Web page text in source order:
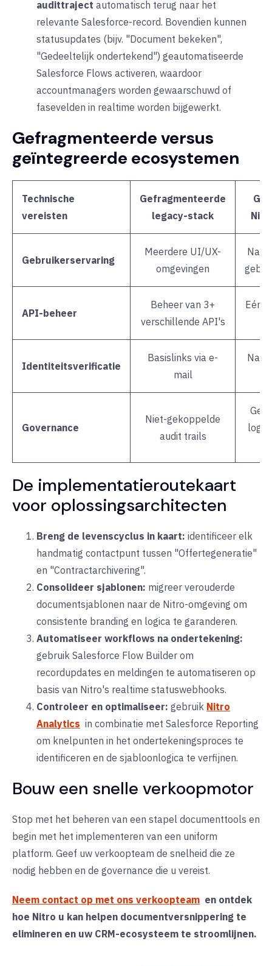
audittraject automatisch terug naar het
relevante Salesforce-record. Bovendien kunnen
statusupdates (bijv. "Document bekeken",
"Gedeeltelijk ondertekend") geautomatiseerde
Salesforce Flows activeren, waardoor
accountmanagers worden gewaarschuwd of
fasevelden in realtime worden bijgewerkt.
Gefragmenteerde versus
geïntegreerde ecosystemen
Technische
vereisten
Gefragmenteerde
legacy-stack
Gebruikerservaring
Meerdere UI/UX-
omgevingen
API-beheer
Beheer van 3+
verschillende API's
Eén
Identiteitsverificatie
Basislinks via e-
mail
Governance
Niet-gekoppelde
audit trails
De implementatieroutekaart
voor oplossingsarchitecten
Breng de levenscyclus in kaart: identificeer elk
handmatig contactpunt tussen "Offertegeneratie"
en "Contractarchivering".
Consolideer sjablonen: migreer verouderde
documentsjablonen naar de Nitro-omgeving om
consistente branding en logica te garanderen.
Automatiseer workflows na ondertekening:
gebruik Salesforce Flow Builder om
recordupdates en meldingen te automatiseren op
basis van Nitro's realtime statuswebhooks.
Controleer en optimaliseer: gebruik Nitro
Analytics in combinatie met Salesforce Reporting
om knelpunten in het ondertekeningsproces te
identificeren en de sjabloonlogica te verfijnen.
Bouw een snelle verkoopmotor
Stop met het beheren van een stapel documenttools en
begin met het implementeren van een uniform
platform. Geef uw verkoopteam de snelheid die ze
nodig hebben en de governance die u vereist.
Neem contact op met ons verkoopteam en ontdek
hoe Nitro u kan helpen documentversnippering te
elimineren en uw CRM-ecosysteem te stroomlijnen.